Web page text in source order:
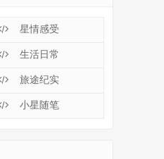
星情感受
生活日常
旅途纪实
小星随笔